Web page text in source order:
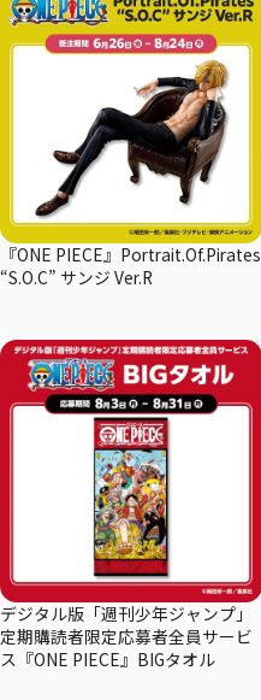
『ONE PIECE』Portrait.Of.Pirates
“S.O.C” サンジ Ver.R
デジタル版「週刊少年ジャンプ」
定期購読者限定応募者全員サービ
ス『ONE PIECE』BIGタオル